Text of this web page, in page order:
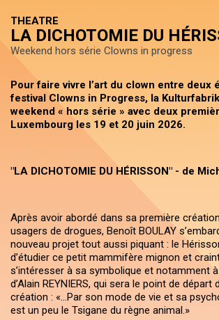
THEATRE
LA DICHOTOMIE DU
Weekend hors série Clowns in progress
Pour faire vivre l’art du clown entre deux
festival Clowns in Progress, la
weekend « hors série » avec deux
Luxembourg les 19 et 20 juin 2026.
"LA DICHOTOMIE DU HÉRISSON" - de
Après avoir abordé dans sa première
usagers de drogues, Benoît BOULAY
nouveau projet tout aussi piquant : le
d’étudier ce petit mammifère mignon et
s’intéresser à sa symbolique et notamment
d’Alain REYNIERS, qui sera le point de départ
création : «…Par son mode de vie et sa
est un peu le Tsigane du règne animal.»